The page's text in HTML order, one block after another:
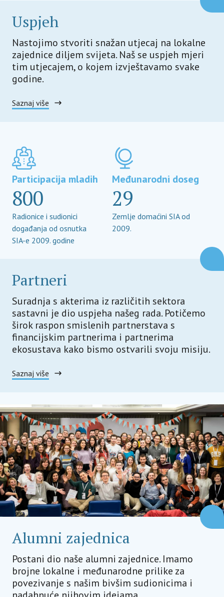
Uspjeh
Nastojimo stvoriti snažan utjecaj na lokalne
zajednice diljem svijeta. Naš se uspjeh mjeri
tim utjecajem, o kojem izvještavamo svake
godine.
Saznaj više
Participacija mladih
800
Radionice i sudionici
događanja od osnutka
SIA-e 2009. godine
Međunarodni doseg
29
Zemlje domaćini SIA od
2009.
Partneri
Suradnja s akterima iz različitih sektora
sastavni je dio uspjeha našeg rada. Potičemo
širok raspon smislenih partnerstava s
financijskim partnerima i partnerima
ekosustava kako bismo ostvarili svoju misiju.
Saznaj više
Alumni zajednica
Postani dio naše alumni zajednice. Imamo
brojne lokalne i međunarodne prilike za
povezivanje s našim bivšim sudionicima i